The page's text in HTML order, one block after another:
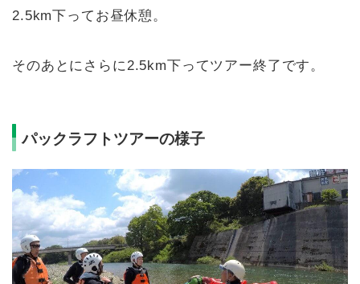
2.5km下ってお昼休憩。
そのあとにさらに2.5km下ってツアー終了です。
パックラフトツアーの様子